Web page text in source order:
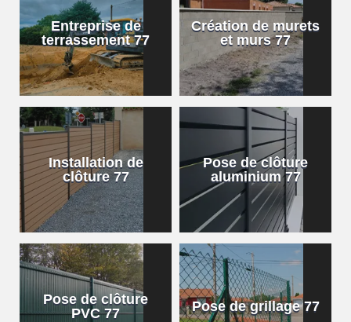
Entreprise de
terrassement 77
Création de murets
et murs 77
Installation de
clôture 77
Pose de clôture
aluminium 77
Pose de clôture
PVC 77
Pose de grillage 77